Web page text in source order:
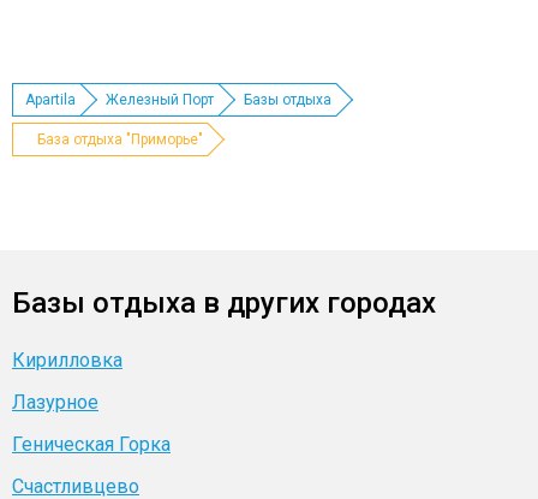
Apartila Железный Порт Базы отдыха
База отдыха "Приморье"
Базы отдыха в других городах
Кирилловка
Лазурное
Геническая Горка
Счастливцево